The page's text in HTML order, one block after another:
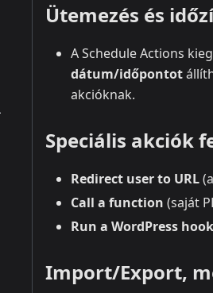
Ütemezés és
A Schedule Actions
dátum/időpontot
akcióknak.
Speciális akciók
Redirect user to URL
Call a function (saját
Run a WordPress hook
Import/Export,